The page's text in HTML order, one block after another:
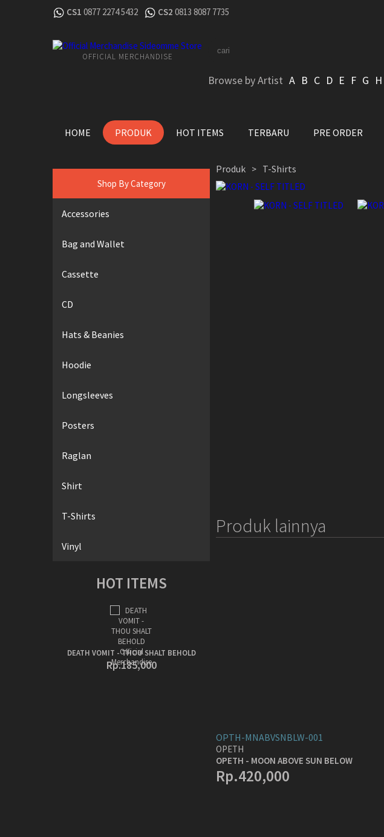
CS1 0877 2274 5432 CS2 0813 8087 7735
OFFICIAL MERCHANDISE
Browse by Artist A B C D E F G H
HOME PRODUK HOT ITEMS TERBARU PRE ORDER
Shop By Category
Accessories
Bag and Wallet
Cassette
CD
Hats & Beanies
Hoodie
Longsleeves
Posters
Raglan
Shirt
T-Shirts
Vinyl
HOT ITEMS
DEATH VOMIT - THOU SHALT BEHOLD
Rp.185,000
Produk > T-Shirts
Produk lainnya
OPTH-MNABVSNBLW-001
OPETH
OPETH - MOON ABOVE SUN BELOW
Rp.420,000